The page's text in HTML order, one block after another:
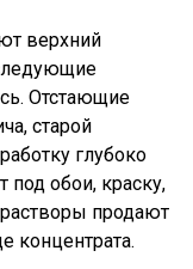
верхний
Отстающие
старой
глубоко
обои, краску,
продают
концентрата.